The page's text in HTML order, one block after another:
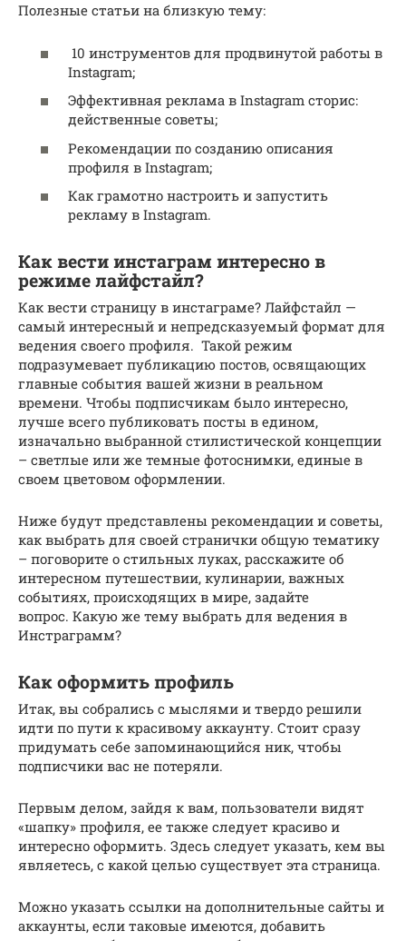
Полезные статьи на близкую тему:
10 инструментов для продвинутой работы в
Instagram;
Эффективная реклама в Instagram сторис:
действенные советы;
Рекомендации по созданию описания
профиля в Instagram;
Как грамотно настроить и запустить
рекламу в Instagram.
Как вести инстаграм интересно в
режиме лайфстайл?
Как вести страницу в инстаграме? Лайфстайл —
самый интересный и непредсказуемый формат для
ведения своего профиля. Такой режим
подразумевает публикацию постов, освящающих
главные события вашей жизни в реальном
времени. Чтобы подписчикам было интересно,
лучше всего публиковать посты в едином,
изначально выбранной стилистической концепции
– светлые или же темные фотоснимки, единые в
своем цветовом оформлении.
Ниже будут представлены рекомендации и советы,
как выбрать для своей странички общую тематику
– поговорите о стильных луках, расскажите об
интересном путешествии, кулинарии, важных
событиях, происходящих в мире, задайте
вопрос. Какую же тему выбрать для ведения в
Инстраграмм?
Как оформить профиль
Итак, вы собрались с мыслями и твердо решили
идти по пути к красивому аккаунту. Стоит сразу
придумать себе запоминающийся ник, чтобы
подписчики вас не потеряли.
Первым делом, зайдя к вам, пользователи видят
«шапку» профиля, ее также следует красиво и
интересно оформить. Здесь следует указать, кем вы
являетесь, с какой целью существует эта страница.
Можно указать ссылки на дополнительные сайты и
аккаунты, если таковые имеются, добавить